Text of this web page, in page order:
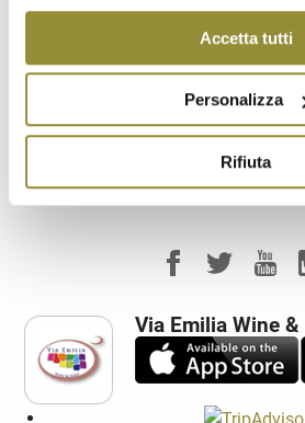
Accetta tutti
Personalizza
Rifiuta
Vendita diretta
Visita ai vigneti
Visita all'azienda
Via Emilia Wine &